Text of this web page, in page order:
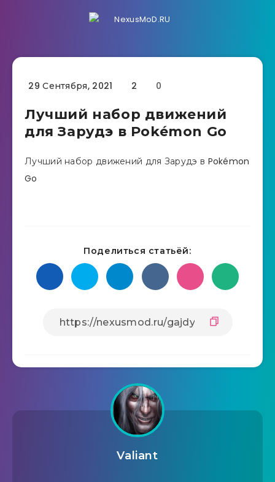
29 Сентября, 2021 2 0
Лучший набор движений
для Зарудэ в Pokémon Go
Лучший набор движений для Зарудэ в Pokémon
Go
Поделиться статьёй:
Valiant